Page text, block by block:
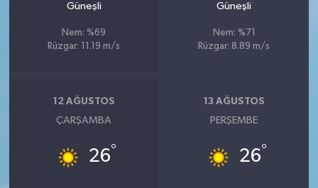
Güneşli
Nem: %69
Rüzgar: 11.19 m/s
Güneşli
Nem: %71
Rüzgar: 8.89 m/s
12 AĞUSTOS
ÇARŞAMBA
26°
13 AĞUSTOS
PERŞEMBE
26°